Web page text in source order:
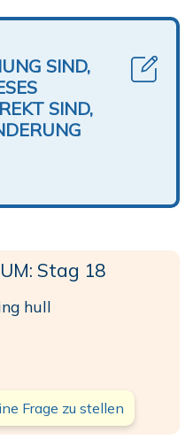
SIND,
SIND,
Stag 18
hull
Frage zu stellen